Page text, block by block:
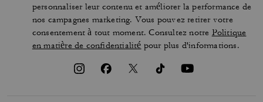
personnaliser leur contenu et améliorer la performance de
nos campagnes marketing. Vous pouvez retirer votre
consentement à tout moment. Consultez notre Politique
en matière de confidentialité pour plus d'informations.